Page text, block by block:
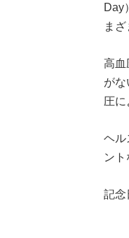
Day
ま
高血
がな
圧に
ヘル
ン
記念